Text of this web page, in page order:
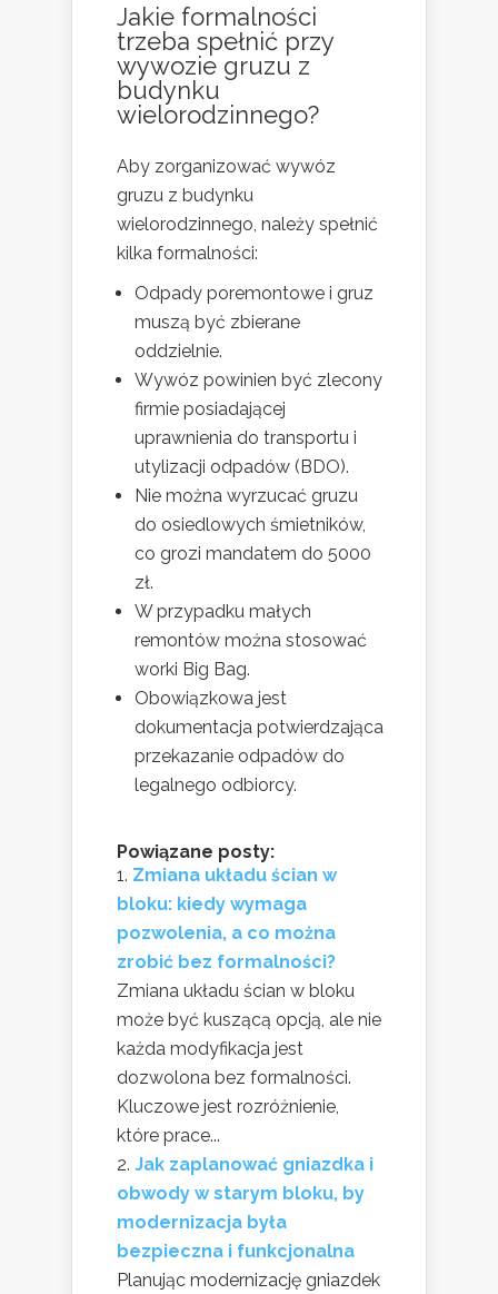
Jakie formalności
trzeba spełnić przy
wywozie gruzu z
budynku
wielorodzinnego?
Aby zorganizować wywóz
gruzu z budynku
wielorodzinnego, należy spełnić
kilka formalności:
Odpady poremontowe i gruz
muszą być zbierane
oddzielnie.
Wywóz powinien być zlecony
firmie posiadającej
uprawnienia do transportu i
utylizacji odpadów (BDO).
Nie można wyrzucać gruzu
do osiedlowych śmietników,
co grozi mandatem do 5000
zł.
W przypadku małych
remontów można stosować
worki Big Bag.
Obowiązkowa jest
dokumentacja potwierdzająca
przekazanie odpadów do
legalnego odbiorcy.
Powiązane posty:
Zmiana układu ścian w
bloku: kiedy wymaga
pozwolenia, a co można
zrobić bez formalności?
Zmiana układu ścian w bloku
może być kuszącą opcją, ale nie
każda modyfikacja jest
dozwolona bez formalności.
Kluczowe jest rozróżnienie,
które prace...
Jak zaplanować gniazdka i
obwody w starym bloku, by
modernizacja była
bezpieczna i funkcjonalna
Planując modernizację gniazdek